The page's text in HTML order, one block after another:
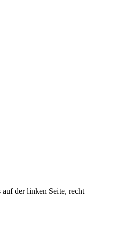
der linken Seite, recht